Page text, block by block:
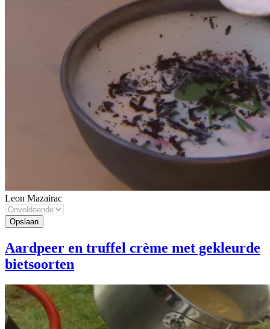
Leon Mazairac
Aardpeer en truffel crème met gekleurde
bietsoorten